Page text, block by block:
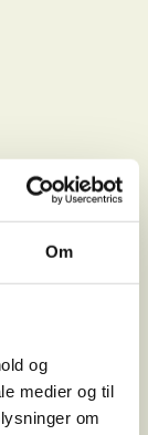
Om
og
medier og til
om